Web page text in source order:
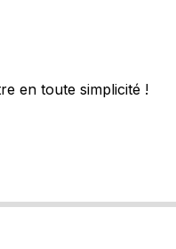
en toute simplicité !